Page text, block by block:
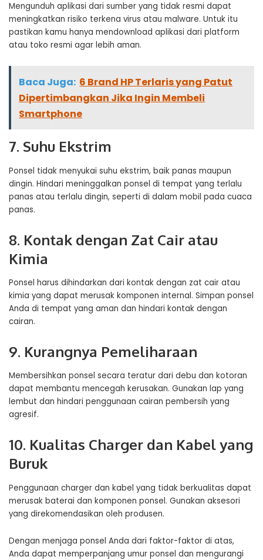
Mengunduh aplikasi dari sumber yang tidak resmi dapat
meningkatkan risiko terkena virus atau malware. Untuk itu
pastikan kamu hanya mendownload aplikasi dari platform
atau toko resmi agar lebih aman.
Baca Juga: 6 Brand HP Terlaris yang Patut
Dipertimbangkan Jika Ingin Membeli
Smartphone
7. Suhu Ekstrim
Ponsel tidak menyukai suhu ekstrim, baik panas maupun
dingin. Hindari meninggalkan ponsel di tempat yang terlalu
panas atau terlalu dingin, seperti di dalam mobil pada cuaca
panas.
8. Kontak dengan Zat Cair atau
Kimia
Ponsel harus dihindarkan dari kontak dengan zat cair atau
kimia yang dapat merusak komponen internal. Simpan ponsel
Anda di tempat yang aman dan hindari kontak dengan
cairan.
9. Kurangnya Pemeliharaan
Membersihkan ponsel secara teratur dari debu dan kotoran
dapat membantu mencegah kerusakan. Gunakan lap yang
lembut dan hindari penggunaan cairan pembersih yang
agresif.
10. Kualitas Charger dan Kabel yang
Buruk
Penggunaan charger dan kabel yang tidak berkualitas dapat
merusak baterai dan komponen ponsel. Gunakan aksesori
yang direkomendasikan oleh produsen.
Dengan menjaga ponsel Anda dari faktor-faktor di atas,
Anda dapat memperpanjang umur ponsel dan mengurangi